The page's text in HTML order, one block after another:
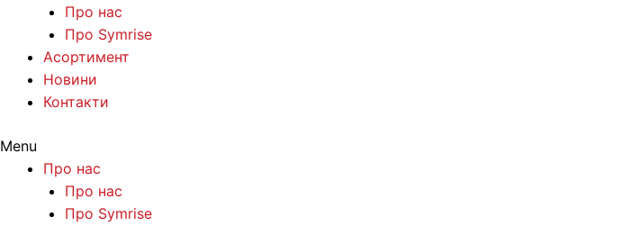
Про нас
Про Symrise
Асортимент
Новини
Контакти
Menu
Про нас
Про нас
Про Symrise